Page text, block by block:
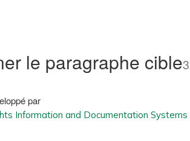
le paragraphe cible3
par